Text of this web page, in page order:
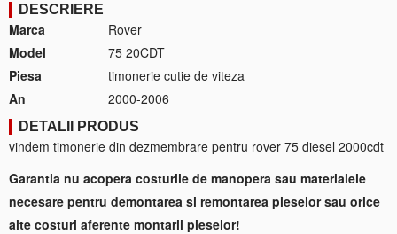
DESCRIERE
Marca
Rover
Model
75 20CDT
Piesa
timonerie cutie de viteza
An
2000-2006
DETALII PRODUS
vindem timonerie din dezmembrare pentru rover 75 diesel 2000cdt
Garantia nu acopera costurile de manopera sau materialele
necesare pentru demontarea si remontarea pieselor sau orice
alte costuri aferente montarii pieselor!